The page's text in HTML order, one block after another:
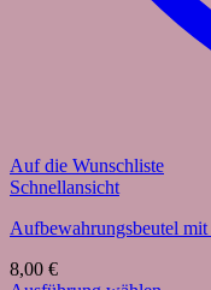
Auf die Wunschliste
Schnellansicht
Aufbewahrungsbeutel
8,00 €